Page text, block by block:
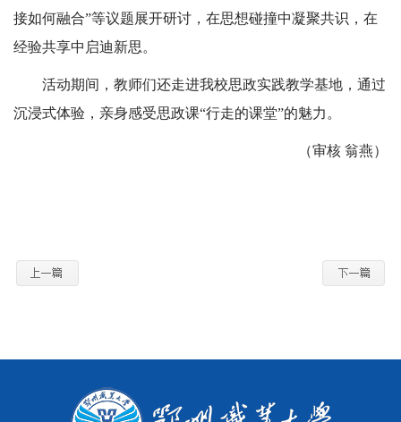
接如何融合”等议题展开研讨，在思想碰撞中凝聚共识，在
经验共享中启迪新思。
活动期间，教师们还走进我校思政实践教学基地，通过
沉浸式体验，亲身感受思政课“行走的课堂”的魅力。
（审核 翁燕）